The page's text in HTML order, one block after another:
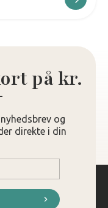
på kr.
og
direkte i din